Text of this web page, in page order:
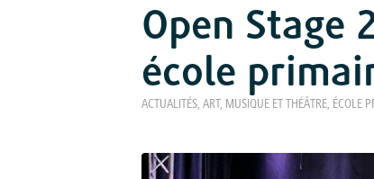
Open Stage
école
ACTUALITÉS, ART, MUSIQUE ET THÉÂTRE, ÉCOLE